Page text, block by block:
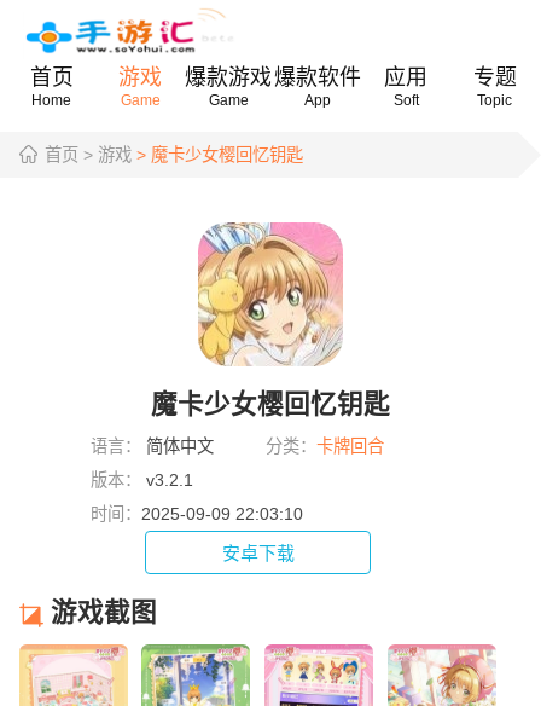
首页
Home
游戏
Game
爆款游戏
Game
爆款软件
App
应用
Soft
专题
Topic
首页 > 游戏 > 魔卡少女樱回忆钥匙
魔卡少女樱回忆钥匙
语言： 简体中文 分类： 卡牌回合
版本：
v3.2.1
时间： 2025-09-09 22:03:10
安卓下载
游戏截图